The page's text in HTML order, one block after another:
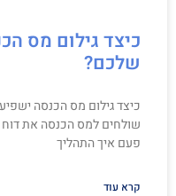
כיצד גילום מס
שלכם?
כיצד גילום מס הכנסה
שולחים למס הכנסה את
פעם איך התהליך
קרא עוד